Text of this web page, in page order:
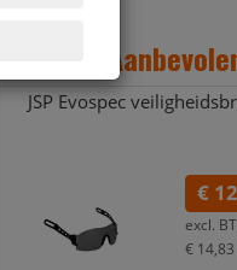
JSP Evospec
€
excl.
€ 14,83